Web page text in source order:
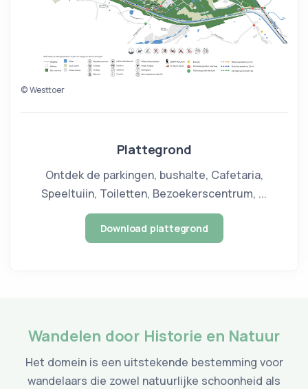
© Westtoer
Plattegrond
Ontdek de parkingen, bushalte, Cafetaria,
Speeltuiin, Toiletten, Bezoekerscentrum, ...
Download plattegrond
Wandelen door Historie en Natuur
Het domein is een uitstekende bestemming voor
wandelaars die zowel natuurlijke schoonheid als